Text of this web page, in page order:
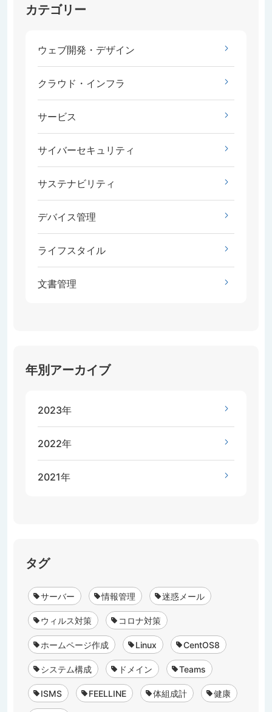
カテゴリー
ウェブ開発・デザイン
クラウド・インフラ
サービス
サイバーセキュリティ
サステナビリティ
デバイス管理
ライフスタイル
文書管理
年別アーカイブ
2023年
2022年
2021年
タグ
サーバー 情報管理 迷惑メール
ウィルス対策 コロナ対策
ホームページ作成 Linux CentOS8
システム構成 ドメイン Teams
ISMS FEELLINE 体組成計 健康